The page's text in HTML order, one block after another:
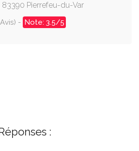
83390 Pierrefeu-du-Var
- Note: 3.5/5
: